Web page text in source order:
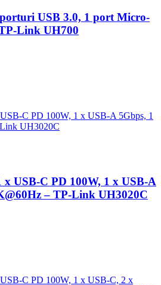
USB 3.0, 1 port Micro-
Link UH700
USB-C PD 100W, 1 x USB-A
– TP-Link UH3020C